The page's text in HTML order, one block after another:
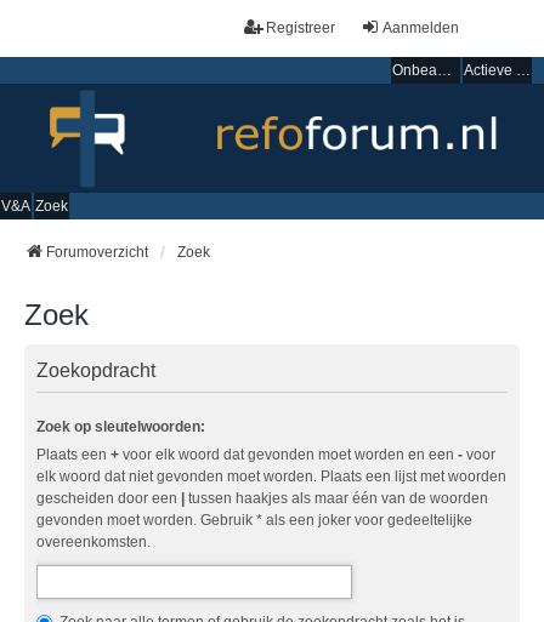
Aanmelden
Registreer
Onbeantwoorde onderwerpen Actieve onderwerpen
V&A Zoek
Forumoverzicht Zoek
Zoek
Zoekopdracht
Zoek op sleutelwoorden:
Plaats een + voor elk woord dat gevonden moet worden en een - voor
elk woord dat niet gevonden moet worden. Plaats een lijst met woorden
gescheiden door een | tussen haakjes als maar één van de woorden
gevonden moet worden. Gebruik * als een joker voor gedeeltelijke
overeenkomsten.